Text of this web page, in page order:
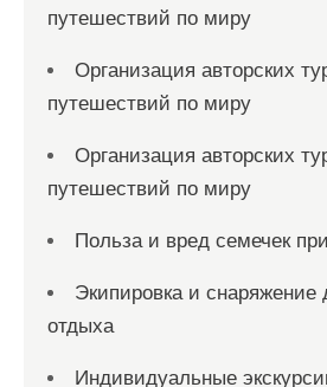
путешествий по миру
Организация авторских
путешествий по миру
Организация авторских
путешествий по миру
Польза и вред семечек
Экипировка и снаряжение
отдыха
Индивидуальные